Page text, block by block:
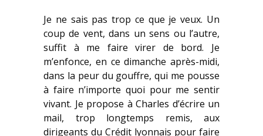
Je ne sais pas trop ce que je veux. Un
coup de vent, dans un sens ou l’autre,
suffit à me faire virer de bord. Je
m’enfonce, en ce dimanche après-midi,
dans la peur du gouffre, qui me pousse
à faire n’importe quoi pour me sentir
vivant. Je propose à Charles d’écrire un
mail, trop longtemps remis, aux
dirigeants du Crédit lyonnais pour faire